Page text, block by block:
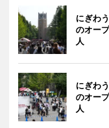
にぎわ
のオー
人
にぎわ
のオー
人